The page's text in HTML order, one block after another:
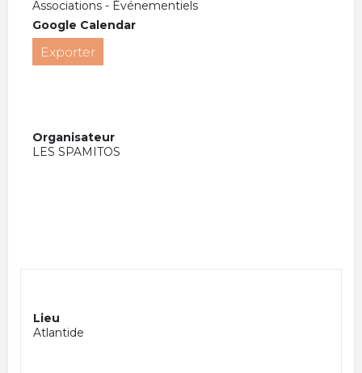
Associations - Événementiels
Google Calendar
Exporter
Organisateur
LES SPAMITOS
Lieu
Atlantide